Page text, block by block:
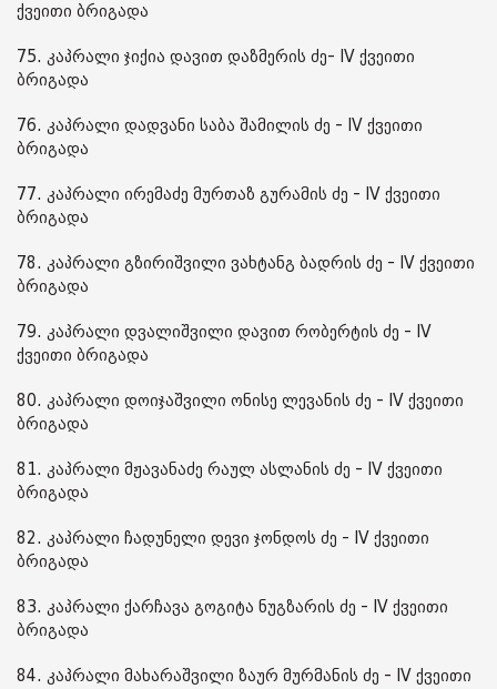
ქვეითი ბრიგადა
75. კაპრალი ჯიქია დავით დაზმერის ძე- IV ქვეითი
ბრიგადა
76. კაპრალი დადვანი საბა შამილის ძე - IV ქვეითი
ბრიგადა
77. კაპრალი ირემაძე მურთაზ გურამის ძე - IV ქვეითი
ბრიგადა
78. კაპრალი გზირიშვილი ვახტანგ ბადრის ძე - IV ქვეითი
ბრიგადა
79. კაპრალი დვალიშვილი დავით რობერტის ძე - IV
ქვეითი ბრიგადა
80. კაპრალი დოიჯაშვილი ონისე ლევანის ძე - IV ქვეითი
ბრიგადა
81. კაპრალი მჟავანაძე რაულ ასლანის ძე - IV ქვეითი
ბრიგადა
82. კაპრალი ჩადუნელი დევი ჯონდოს ძე - IV ქვეითი
ბრიგადა
83. კაპრალი ქარჩავა გოგიტა ნუგზარის ძე - IV ქვეითი
ბრიგადა
84. კაპრალი მახარაშვილი ზაურ მურმანის ძე - IV ქვეითი